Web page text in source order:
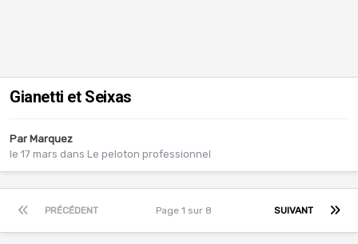
Gianetti et Seixas
Par Marquez
le 17 mars dans Le peloton professionnel
PRÉCÉDENT SUIVANT
Page 1 sur 8